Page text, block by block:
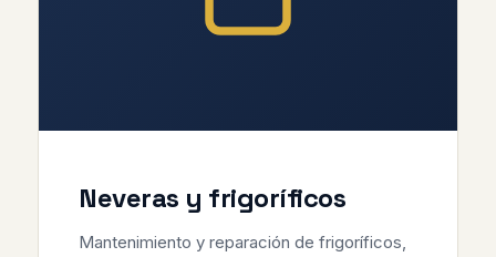
Neveras y frigoríficos
Mantenimiento y reparación de frigoríficos,